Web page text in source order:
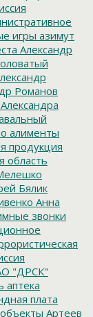
игры азимут
Александр
Романов
Александра
алименты
продукция
область
Бялик
Анна
звонки
"ДРСК"
аптека
плата
Артеев